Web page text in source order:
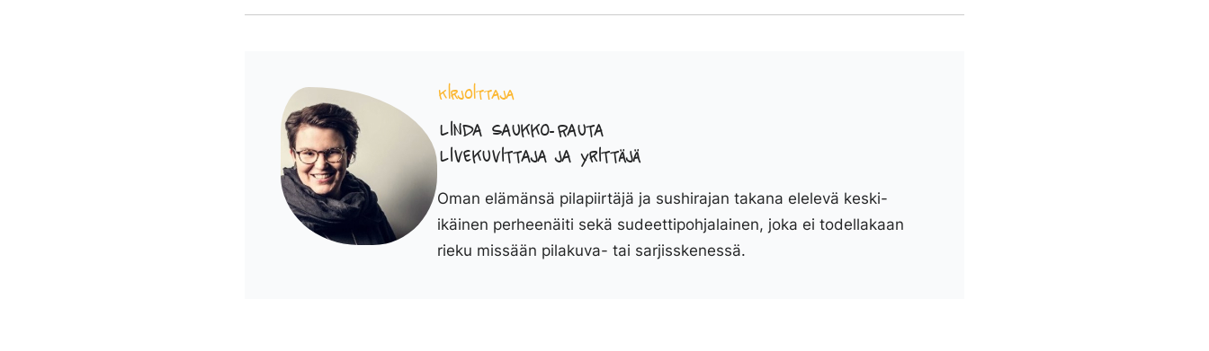
Kirjoittaja
Linda Saukko-Rauta
Livekuvittaja ja yrittäjä
Oman elämänsä pilapiirtäjä ja sushirajan takana elelevä keski-
ikäinen perheenäiti sekä sudeettipohjalainen, joka ei todellakaan
rieku missään pilakuva- tai sarjisskenessä.